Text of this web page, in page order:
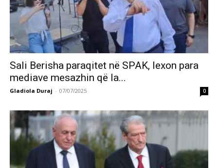
Sali Berisha paraqitet në SPAK, lexon para
mediave mesazhin që la...
Gladiola Duraj - 07/07/2025 0